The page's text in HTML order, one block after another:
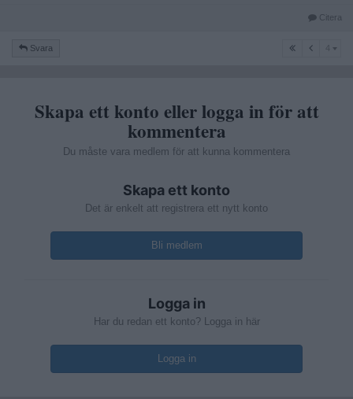
Citera
Svara 4
Skapa ett konto eller logga in för att
kommentera
Du måste vara medlem för att kunna kommentera
Skapa ett konto
Det är enkelt att registrera ett nytt konto
Bli medlem
Logga in
Har du redan ett konto? Logga in här
Logga in